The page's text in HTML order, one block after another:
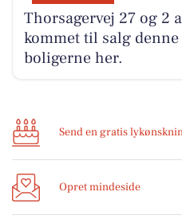
Thorsagervej 27 og 2
kommet til salg denne
boligerne her.
Send en gratis
Opret mindeside